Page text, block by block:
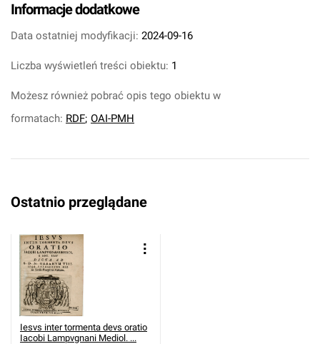
Informacje dodatkowe
Data ostatniej modyfikacji: 2024-09-16
Liczba wyświetleń treści obiektu: 1
Możesz również pobrać opis tego obiektu w
formatach: RDF; OAI-PMH
Ostatnio przeglądane
Iesvs inter tormenta devs oratio
Iacobi Lampvgnani Mediol. ...